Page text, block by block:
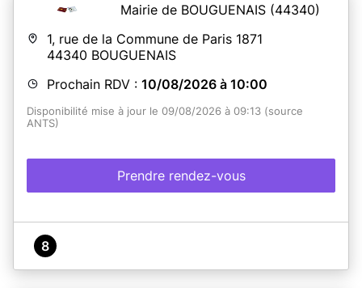
Mairie de BOUGUENAIS (44340)
1, rue de la Commune de Paris 1871
44340 BOUGUENAIS
Prochain RDV : 10/08/2026 à 10:00
Disponibilité mise à jour le 09/08/2026 à 09:13 (source
ANTS)
Prendre rendez-vous
8